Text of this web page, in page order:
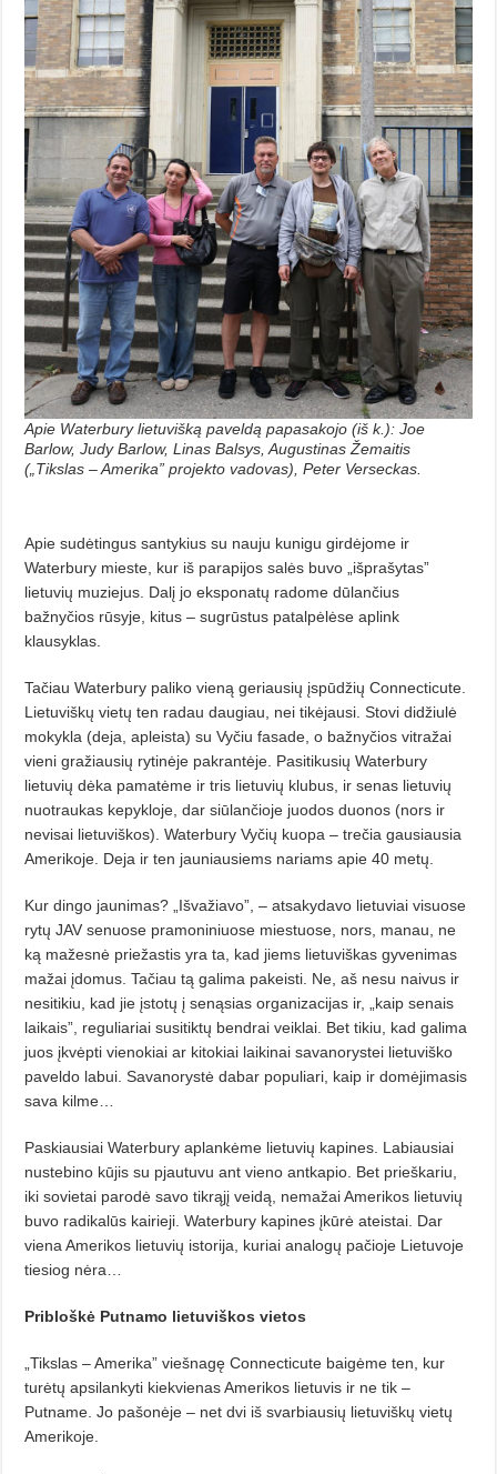
Apie Waterbury lietuvišką paveldą papasakojo (iš k.): Joe
Barlow, Judy Barlow, Linas Balsys, Augustinas Žemaitis
(„Tikslas – Amerika” projekto vadovas), Peter Verseckas.
Apie sudėtingus santykius su nauju kunigu girdėjome ir
Waterbury mieste, kur iš parapijos salės buvo „išprašytas”
lietuvių muziejus. Dalį jo eksponatų radome dūlančius
bažnyčios rūsyje, kitus – sugrūstus patalpėlėse aplink
klausyklas.
Tačiau Waterbury paliko vieną geriausių įspūdžių Connecticute.
Lietuviškų vietų ten radau daugiau, nei tikėjausi. Stovi didžiulė
mokykla (deja, apleista) su Vyčiu fasade, o bažnyčios vitražai
vieni gražiausių rytinėje pakrantėje. Pasitikusių Waterbury
lietuvių dėka pamatėme ir tris lietuvių klubus, ir senas lietuvių
nuotraukas kepykloje, dar siūlančioje juodos duonos (nors ir
nevisai lietuviškos). Waterbury Vyčių kuopa – trečia gausiausia
Amerikoje. Deja ir ten jauniausiems nariams apie 40 metų.
Kur dingo jaunimas? „Išvažiavo”, – atsakydavo lietuviai visuose
rytų JAV senuose pramoniniuose miestuose, nors, manau, ne
ką mažesnė priežastis yra ta, kad jiems lietuviškas gyvenimas
mažai įdomus. Tačiau tą galima pakeisti. Ne, aš nesu naivus ir
nesitikiu, kad jie įstotų į senąsias organizacijas ir, „kaip senais
laikais”, reguliariai susitiktų bendrai veiklai. Bet tikiu, kad galima
juos įkvėpti vienokiai ar kitokiai laikinai savanorystei lietuviško
paveldo labui. Savanorystė dabar populiari, kaip ir domėjimasis
sava kilme…
Paskiausiai Waterbury aplankėme lietuvių kapines. Labiausiai
nustebino kūjis su pjautuvu ant vieno antkapio. Bet prieškariu,
iki sovietai parodė savo tikrąjį veidą, nemažai Amerikos lietuvių
buvo radikalūs kairieji. Waterbury kapines įkūrė ateistai. Dar
viena Amerikos lietuvių istorija, kuriai analogų pačioje Lietuvoje
tiesiog nėra…
Pribloškė Putnamo lietuviškos vietos
„Tikslas – Amerika” viešnagę Connecticute baigėme ten, kur
turėtų apsilankyti kiekvienas Amerikos lietuvis ir ne tik –
Putname. Jo pašonėje – net dvi iš svarbiausių lietuviškų vietų
Amerikoje.